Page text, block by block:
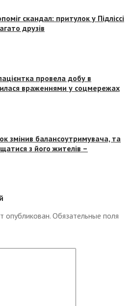
скандал: притулок у Підліссі
друзів
провела добу в
враженнями у соцмережах
змінив балансоутримувача, та
з його жителів –
опубликован. Обязательные поля